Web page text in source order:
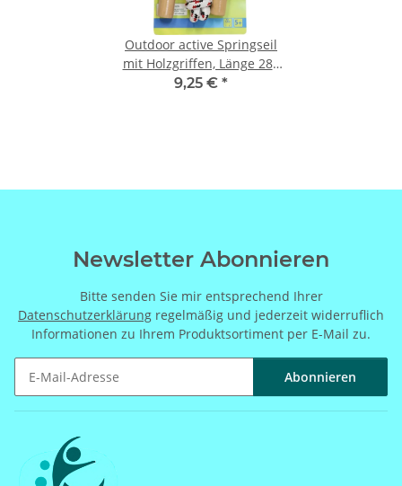
Outdoor active Springseil
mit Holzgriffen, Länge 280
cm
9,25 € *
Newsletter Abonnieren
Bitte senden Sie mir entsprechend Ihrer
Datenschutzerklärung regelmäßig und jederzeit widerruflich
Informationen zu Ihrem Produktsortiment per E-Mail zu.
Abonnieren